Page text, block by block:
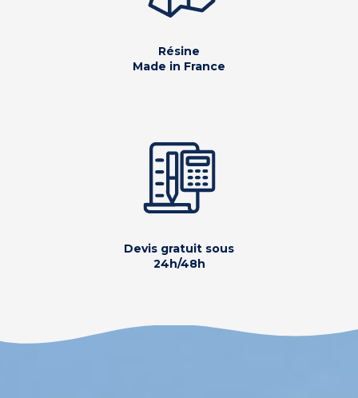
Résine
Made in France
Devis gratuit sous
24h/48h